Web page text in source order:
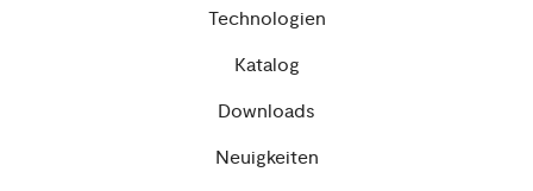
Technologien
Katalog
Downloads
Neuigkeiten